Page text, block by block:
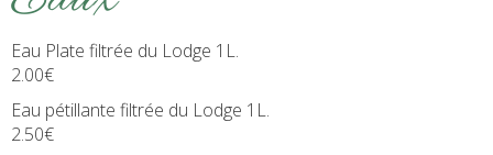
Eau Plate filtrée du Lodge 1L.
2.00€
Eau pétillante filtrée du Lodge 1L.
2.50€